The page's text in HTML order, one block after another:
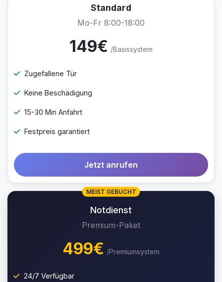
Standard
Mo-Fr 8:00-18:00
149€ /Basissystem
Zugefallene Tür
Keine Beschädigung
15-30 Min Anfahrt
Festpreis garantiert
Jetzt anrufen
MEIST GEBUCHT
Notdienst
Premium-Paket
499€ /Premiumsystem
24/7 Verfügbar